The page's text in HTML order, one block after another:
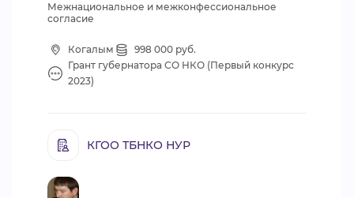
Межнациональное и межконфессиональное
согласие
Когалым
998 000 руб.
Грант губернатора СО НКО (Первый конкурс
2023)
КГОО ТБНКО НУР